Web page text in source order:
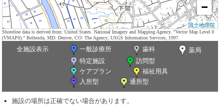
−
国土地理院
Shoreline data is derived from: United States. National Imagery and Mapping Agency. "Vector Map Level 0
(VMAP0)." Bethesda, MD: Denver, CO: The Agency; USGS Information Services, 1997.
全施設表示 一般診療所 歯科
薬局
特定施設
訪問型
ケアプラン
福祉用具
入所型
通所型
施設の場所は正確でない場合があります。